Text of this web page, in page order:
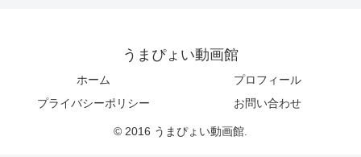
うまぴょい動画館
ホーム
プロフィール
プライバシーポリシー
お問い合わせ
© 2016 うまぴょい動画館.